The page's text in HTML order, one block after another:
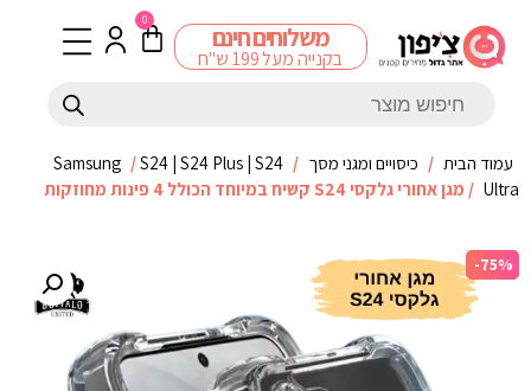
משלוחים חינם
בקנייה מעל 199 ש"ח
0
עמוד הבית / כיסויים ומגני מסך /
Samsung /S24 | S24 Plus | S24
Ultra / מגן אחורי גלקסי S24 קשיח במיוחד הכולל 4 פינות מחוזקות
-75%